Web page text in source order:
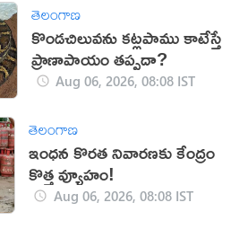
తెలంగాణ
కొండచిలువను కట్లపాము కాటేస్తే
ప్రాణాపాయం తప్పదా?
Aug 06, 2026, 08:08 IST
తెలంగాణ
ఇంధన కొరత నివారణకు కేంద్రం
కొత్త వ్యూహం!
Aug 06, 2026, 08:08 IST